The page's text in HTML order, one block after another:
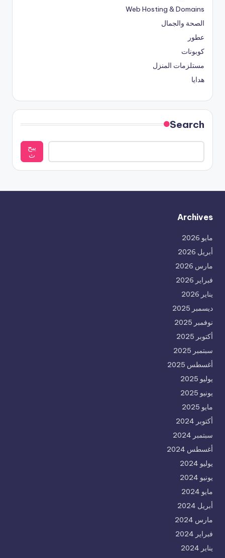
Web Hosting & Domains
الصحة والجمال
عطور
كوبونات
مستلزمات المنزل
هدايا
Search
يبح
ث
Archives
مايو 2026
أبريل 2026
مارس 2026
فبراير 2026
يناير 2026
ديسمبر 2025
نوفمبر 2025
أكتوبر 2025
سبتمبر 2025
أغسطس 2025
يوليو 2025
يونيو 2025
مايو 2025
أكتوبر 2024
سبتمبر 2024
أغسطس 2024
يوليو 2024
يونيو 2024
مايو 2024
أبريل 2024
مارس 2024
فبراير 2024
يناير 2024